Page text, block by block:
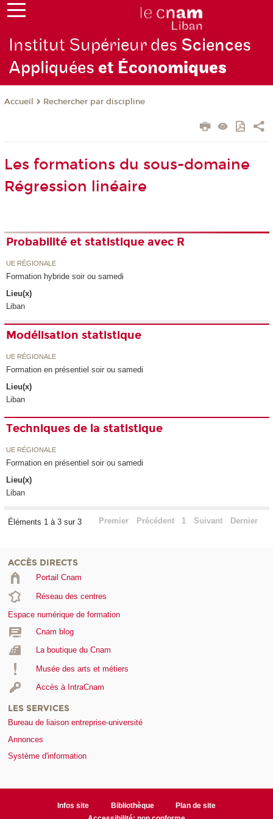
Institut Supérieur des Sciences
Appliquéeset Économiques
Accueil Rechercher par discipline
Les formations du sous-domaine
Régression linéaire
Probabilité et statistique avec R
UE RÉGIONALE
Formation hybride soir ou samedi
Lieu(x)
Liban
Modélisation statistique
UE RÉGIONALE
Formation en présentiel soir ou samedi
Lieu(x)
Liban
Techniques de la statistique
UE RÉGIONALE
Formation en présentiel soir ou samedi
Lieu(x)
Liban
Éléments 1 à 3 sur 3 Premier Précédent 1 Suivant Dernier
ACCÈS DIRECTS
Portail Cnam
Réseau des centres
Espace numérique de formation
Cnam blog
La boutique du Cnam
Musée des arts et métiers
Accès à IntraCnam
LES SERVICES
Bureau de liaison entreprise-université
Annonces
Système d'information
Infos site Bibliothèque
Plan de site